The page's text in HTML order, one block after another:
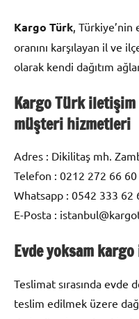
Kargo Türk ,
oranını karşılayan il ve
olarak kendi dağıtım
Kargo Türk iletişim
müşteri hizmetleri
Adres : Dikilitaş mh.
Telefon : 0212 272 66 60
Whatsapp : 0542 333 62
E-Posta :
Evde yoksam
Teslimat sırasında evde
teslim edilmek üzere